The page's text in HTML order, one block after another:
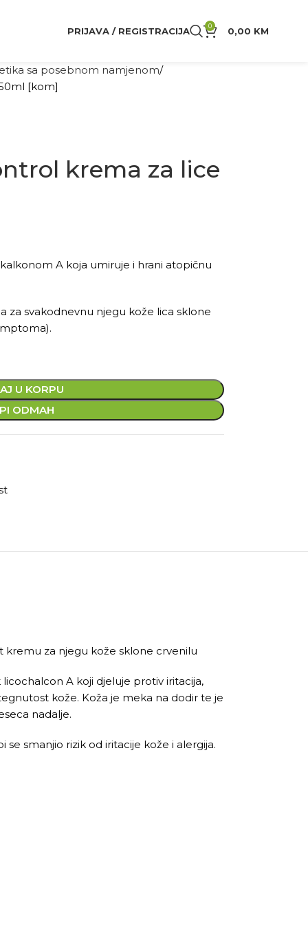
PRIJAVA / REGISTRACIJA 0 0,00 KM
sa posebnom namjenom
[kom]
krema za lice
A koja umiruje i hrani atopičnu
za svakodnevnu njegu kože lica sklone
U KORPU
ODMAH
za njegu kože sklone crvenilu
A koji djeluje protiv iritacija,
kože. Koža je meka na dodir te je
nadalje.
smanjio rizik od iritacije kože i alergija.